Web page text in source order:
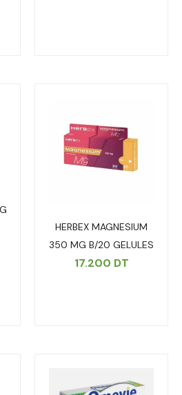
HERBEX MAGNESIUM
350 MG B/20 GELULES
17.200 DT